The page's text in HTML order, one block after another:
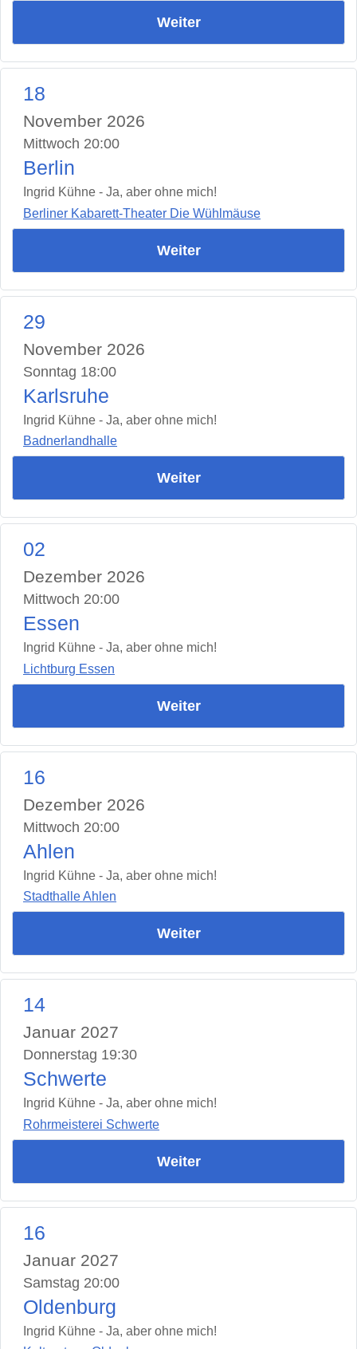
Weiter
18
November 2026
Mittwoch 20:00
Berlin
Ingrid Kühne - Ja, aber ohne mich!
Berliner Kabarett-Theater Die Wühlmäuse
Weiter
29
November 2026
Sonntag 18:00
Karlsruhe
Ingrid Kühne - Ja, aber ohne mich!
Badnerlandhalle
Weiter
02
Dezember 2026
Mittwoch 20:00
Essen
Ingrid Kühne - Ja, aber ohne mich!
Lichtburg Essen
Weiter
16
Dezember 2026
Mittwoch 20:00
Ahlen
Ingrid Kühne - Ja, aber ohne mich!
Stadthalle Ahlen
Weiter
14
Januar 2027
Donnerstag 19:30
Schwerte
Ingrid Kühne - Ja, aber ohne mich!
Rohrmeisterei Schwerte
Weiter
16
Januar 2027
Samstag 20:00
Oldenburg
Ingrid Kühne - Ja, aber ohne mich!